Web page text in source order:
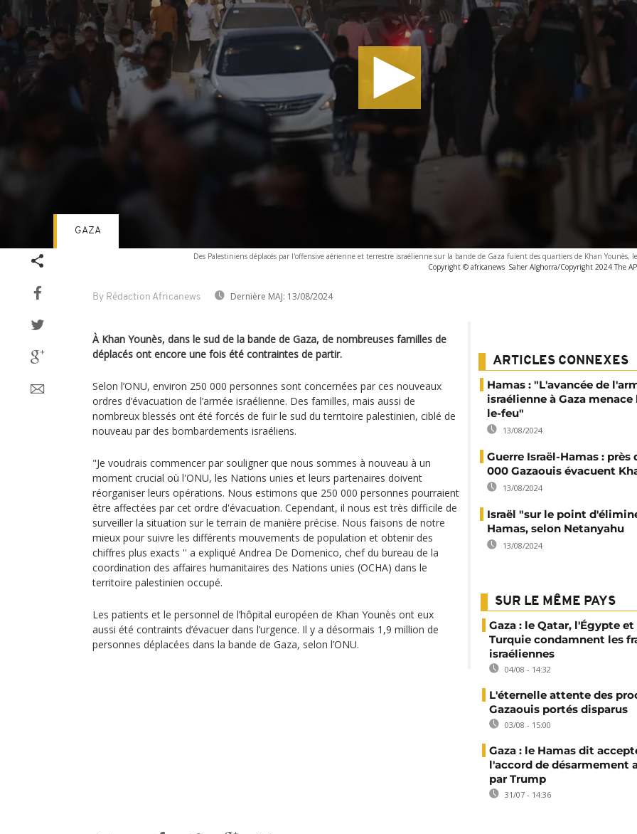
Des Palestiniens déplacés par l'offensive aérienne et terrestre israélienne sur la bande de Gaza fuient des quartiers de Khan Younès,
Copyright © africanews Saher Alghorra/Copyright 2024 The
By Rédaction Africanews Dernière MAJ: 13/08/2024
GAZA
À Khan Younès, dans le sud de la bande de Gaza, de nombreuses familles de
déplacés ont encore une fois été contraintes de partir.
Selon l’ONU, environ 250 000 personnes sont concernées par ces nouveaux
ordres d’évacuation de l’armée israélienne. Des familles, mais aussi de
nombreux blessés ont été forcés de fuir le sud du territoire palestinien, ciblé de
nouveau par des bombardements israéliens.
"Je voudrais commencer par souligner que nous sommes à nouveau à un
moment crucial où l'ONU, les Nations unies et leurs partenaires doivent
réorganiser leurs opérations. Nous estimons que 250 000 personnes pourraient
être affectées par cet ordre d'évacuation. Cependant, il nous est très difficile de
surveiller la situation sur le terrain de manière précise. Nous faisons de notre
mieux pour suivre les différents mouvements de population et obtenir des
chiffres plus exacts '' a expliqué Andrea De Domenico, chef du bureau de la
coordination des affaires humanitaires des Nations unies (OCHA) dans le
territoire palestinien occupé.
Les patients et le personnel de l’hôpital européen de Khan Younès ont eux
aussi été contraints d’évacuer dans l’urgence. Il y a désormais 1,9 million de
personnes déplacées dans la bande de Gaza, selon l’ONU.
ARTICLES CONNEXES
Hamas : "L'avancée de
israélienne à Gaza menace
le-feu"
13/08/2024
Guerre Israël-Hamas : près
000 Gazaouis évacuent
13/08/2024
Israël "sur le point
Hamas, selon Netanyahu
13/08/2024
SUR LE MÊME PAYS
Gaza : le Qatar, l'Égypte et
Turquie condamnent les
israéliennes
04/08 - 14:32
L'éternelle attente des
Gazaouis portés disparus
03/08 - 15:00
Gaza : le Hamas dit
l'accord de désarmement
par Trump
31/07 - 14:36